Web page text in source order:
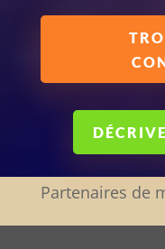
Partenaires de